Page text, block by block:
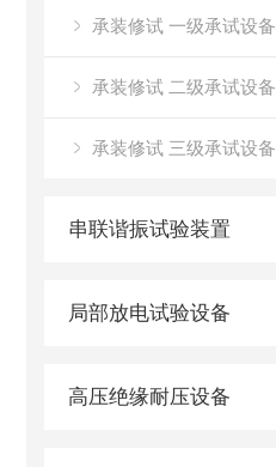
承装修试 一级承试设备
承装修试 二级承试设备
承装修试 三级承试设备
串联谐振试验装置
局部放电试验设备
高压绝缘耐压设备